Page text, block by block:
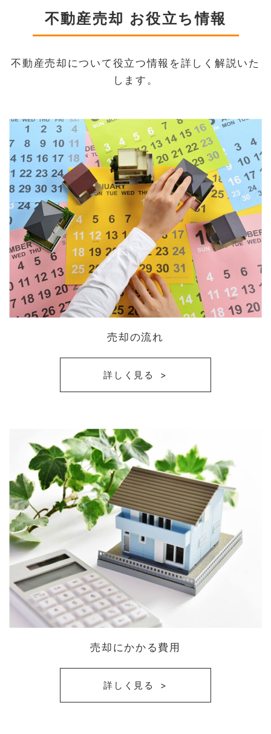
不動産売却 お役立ち情報
不動産売却について役立つ情報を詳しく解説いた
します。
売却の流れ
詳しく見る
売却にかかる費用
詳しく見る